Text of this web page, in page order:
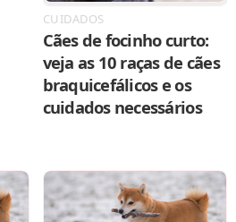
CUIDADOS
Cães de focinho curto:
veja as 10 raças de cães
braquicefálicos e os
cuidados necessários